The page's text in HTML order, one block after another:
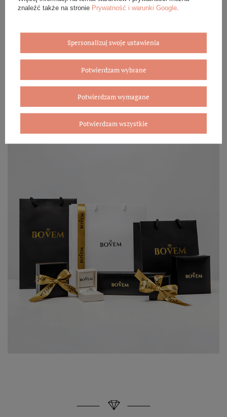
Biżuterię i zegarki zakupione w sklepie internetowym
BOVEM otrzymasz jako gotowy do wręczenia upominek. Do
każdego zamówienia dołączamy pudełko ze skóry
mogą się różnić ze względu na wybrany asortyment.
WYBIERZ PREZENT
znaleźć także na stronie Prywatność i warunki Google
Spersonalizuj swoje ustawienia
Potwierdzam wybrane
Potwierdzam wymagane
Potwierdzam wszystkie